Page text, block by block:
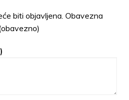
biti objavljena. Obavezna